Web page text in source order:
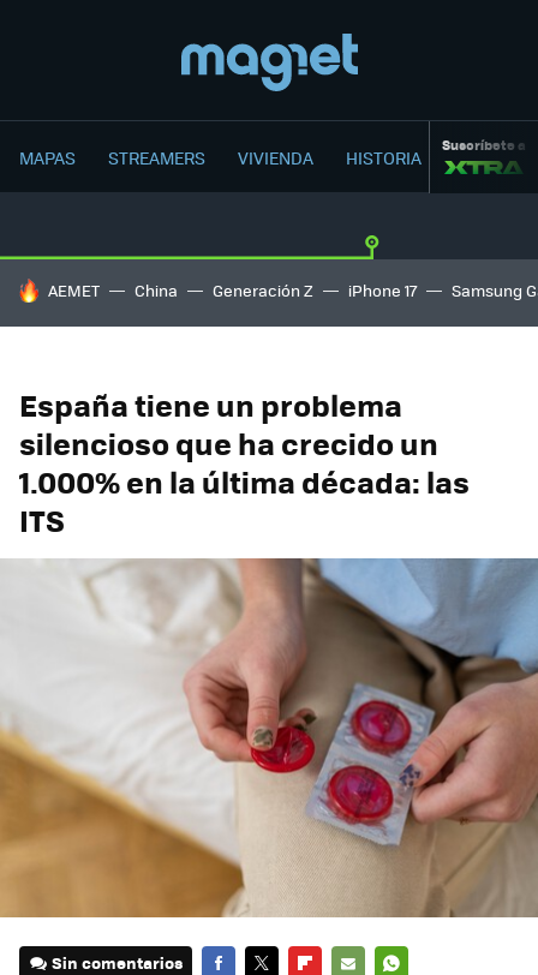
MAPAS STREAMERS VIVIENDA HISTORIA Suscríbete a
HOY SE HABLA DE
AEMET China Generación Z iPhone 17 Samsung
España tiene un problema
silencioso que ha crecido un
1.000% en la última década: las
ITS
Sin comentarios